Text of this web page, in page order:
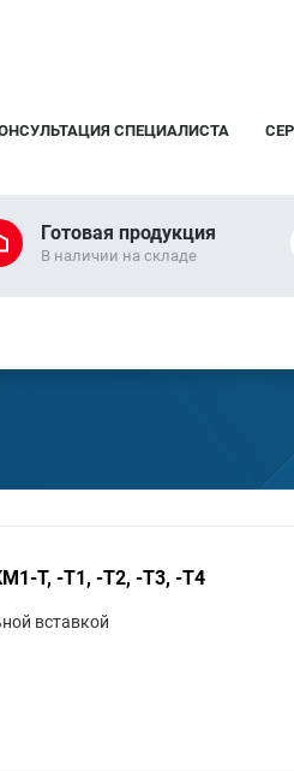
СПЕЦИАЛИСТА
Готовая продукция
В наличии на складе
Т, -Т1, -Т2, -Т3, -Т4
вставкой